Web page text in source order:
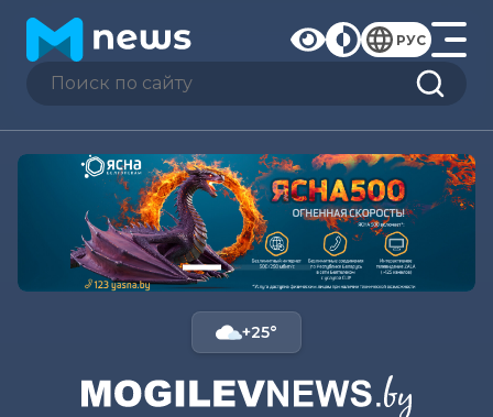
РУС
+25°